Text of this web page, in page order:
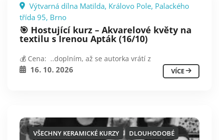
Výtvarná dílna Matilda, Královo Pole, Palackého
třída 95, Brno
🎯 Hostující kurz – Akvarelové květy na
textilu s Irenou Apták (16/10)
💰 Cena: ..doplním, až se autorka vrátí z
16. 10. 2026 VÍCE
VŠECHNY KERAMICKÉ KURZY DLOUHODOBÉ